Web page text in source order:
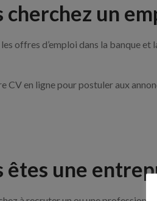
cherchez un
offres d’emploi dans la banque
CV en ligne pour postuler aux
êtes une